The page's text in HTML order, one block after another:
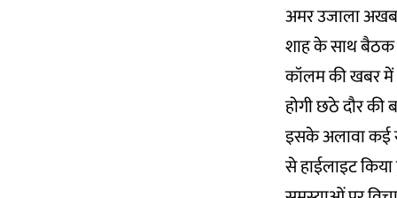
अमर उजाला
शाह के साथ बैठक
कॉलम की खबर में
होगी छठे दौर की
इसके अलावा कई
से हाईलाइट